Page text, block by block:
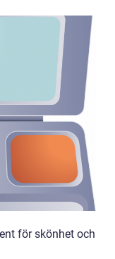
för skönhet och